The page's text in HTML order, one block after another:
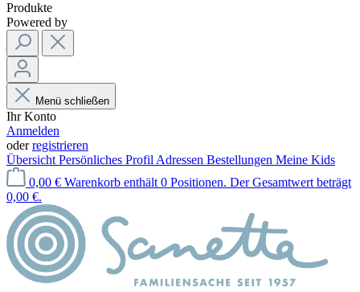
Produkte
Powered by
Menü schließen
Ihr Konto
Anmelden
oderregistrieren
Übersicht Persönliches Profil Adressen Bestellungen Meine Kids
0,00 € Warenkorb enthält 0 Positionen. Der Gesamtwert beträgt
0,00 €.